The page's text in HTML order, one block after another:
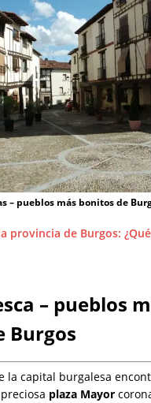
– pueblos más bonitos de
provincia de Burgos:
– pueblos
Burgos
la capital burgalesa
plaza Mayor